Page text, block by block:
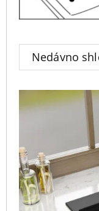
Nedávno